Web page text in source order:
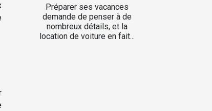
Préparer ses vacances
demande de penser à de
nombreux détails, et la
location de voiture en fait...